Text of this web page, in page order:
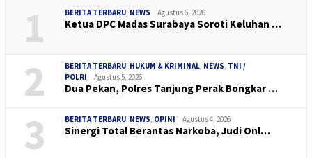
1 BERITA TERBARU, NEWS Agustus 6, 2026
Ketua DPC Madas Surabaya Soroti Keluhan …
2 BERITA TERBARU, HUKUM & KRIMINAL, NEWS, TNI /
POLRI
Agustus 5, 2026
Dua Pekan, Polres Tanjung Perak Bongkar …
3 BERITA TERBARU, NEWS, OPINI Agustus 4, 2026
Sinergi Total Berantas Narkoba, Judi Onl…